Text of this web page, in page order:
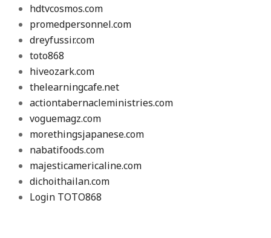
hdtvcosmos.com
promedpersonnel.com
dreyfussir.com
toto868
hiveozark.com
thelearningcafe.net
actiontabernacleministries.com
voguemagz.com
morethingsjapanese.com
nabatifoods.com
majesticamericaline.com
dichoithailan.com
Login TOTO868